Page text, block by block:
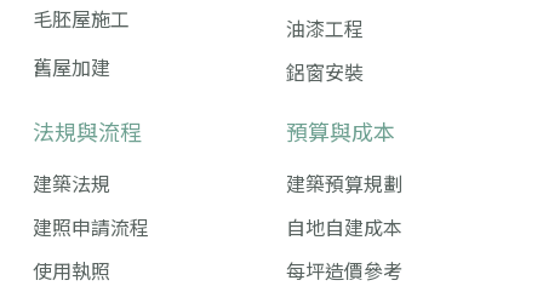
毛胚屋施工
舊屋加建
油漆工程
鋁窗安裝
法規與流程
建築法規
建照申請流程
使用執照
預算與成本
建築預算規劃
自地自建成本
每坪造價參考